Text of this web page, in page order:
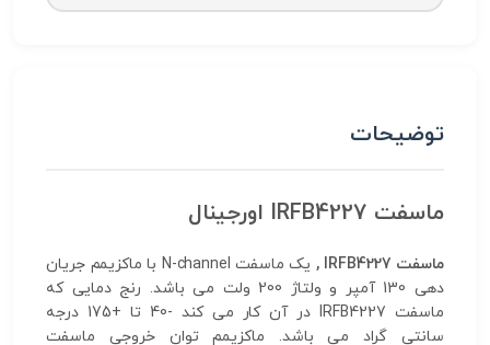
توضیحات
ماسفت IRFB4227 اورجینال
ماسفت IRFB4227
,
یک ماسفت N-channel با ماکزیمم جریان
دهی 130 آمپر و ولتاژ 200 ولت می باشد. رنج دمایی که
ماسفت IRFB4227 در آن کار می کند -40 تا +175 درجه
سانتی گراد می باشد. ماکزیمم توان خروجی ماسفت